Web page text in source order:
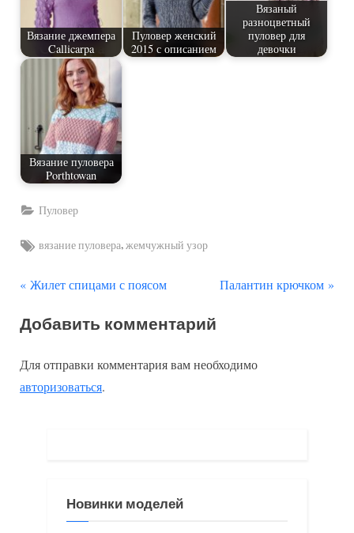
Вязание джемпера
Callicarpa
Пуловер женский
2015 с описанием
Вязаный
разноцветный
пуловер для
девочки
Вязание пуловера
Porthtowan
Пуловер
Tags:
вязание пуловера,жемчужный узор
Навигация
по
записям
П
е
ы
д
Жилет спицами с поясом
С
у
Палантин крючком
Добавить комментарий
Для отправки комментария вам необходимо
авторизоваться.
Новинки моделей